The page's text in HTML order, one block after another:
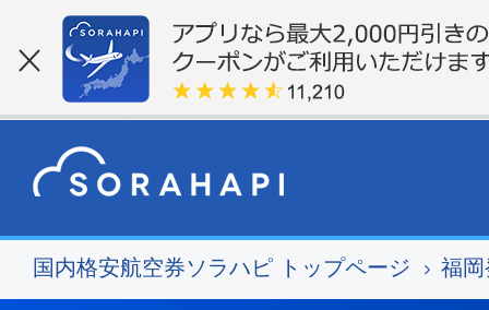
国内格安航空券ソラハピ トップページ 福